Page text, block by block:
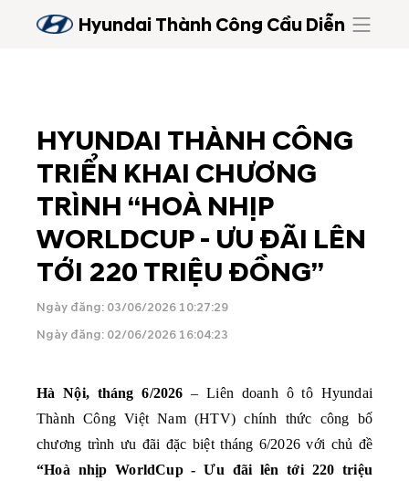
Hyundai Thành Công Cầu Diễn
HYUNDAI THÀNH CÔNG
TRIỂN KHAI CHƯƠNG
TRÌNH “HOÀ NHỊP
WORLDCUP - ƯU ĐÃI LÊN
TỚI 220 TRIỆU ĐỒNG”
Ngày đăng: 03/06/2026 10:27:29
Ngày đăng: 02/06/2026 16:04:23
Hà Nội, tháng 6/2026 – Liên doanh ô tô Hyundai
Thành Công Việt Nam (HTV) chính thức công bố
“Hoà nhịp WorldCup - Ưu đãi lên tới 220 triệu